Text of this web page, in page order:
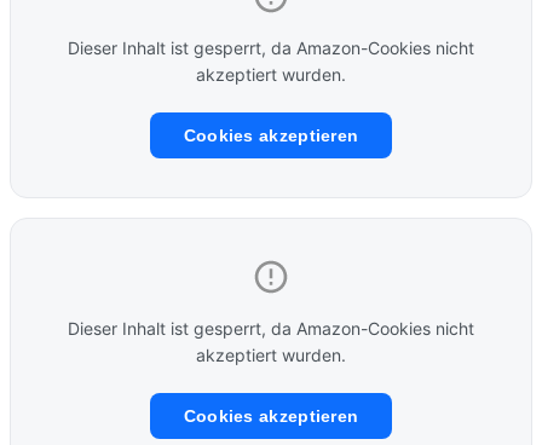
Dieser Inhalt ist gesperrt, da Amazon-Cookies nicht
akzeptiert wurden.
Cookies akzeptieren
Dieser Inhalt ist gesperrt, da Amazon-Cookies nicht
akzeptiert wurden.
Cookies akzeptieren